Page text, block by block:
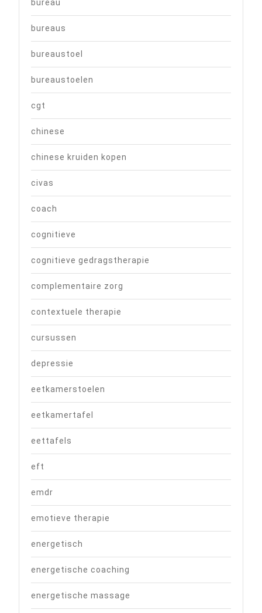
bureau
bureaus
bureaustoel
bureaustoelen
cgt
chinese
chinese kruiden kopen
civas
coach
cognitieve
cognitieve gedragstherapie
complementaire zorg
contextuele therapie
cursussen
depressie
eetkamerstoelen
eetkamertafel
eettafels
eft
emdr
emotieve therapie
energetisch
energetische coaching
energetische massage